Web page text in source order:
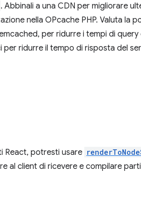
. Abbinali a una CDN per migliorare
nella OPcache PHP. Valuta la
per ridurre i tempi di
ridurre il tempo di risposta del
React, potresti usare
al client di ricevere e compilare